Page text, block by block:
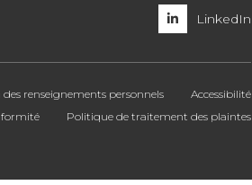
LinkedIn
renseignements personnels
Accessibilité
Politique de traitement des plaintes